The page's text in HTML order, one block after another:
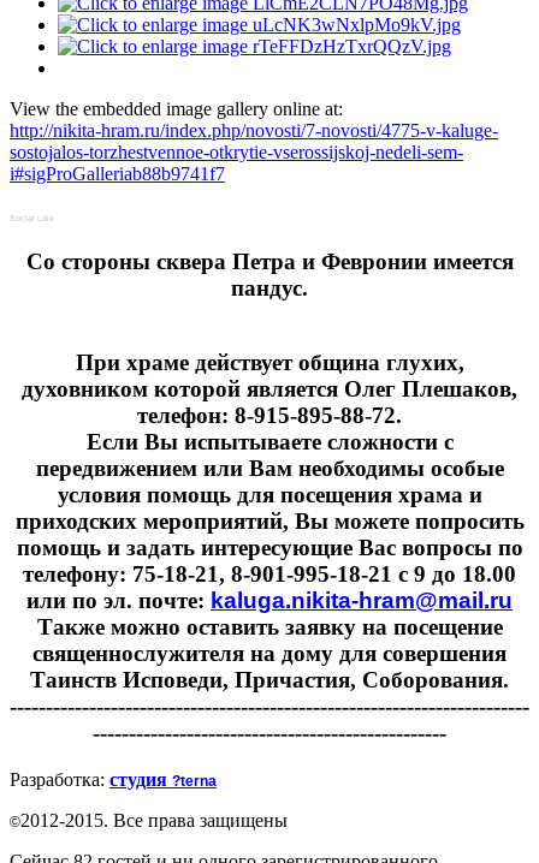
View the embedded image gallery online at:
http://nikita-hram.ru/index.php/novosti/7-novosti/4775-v-kaluge-
sostojalos-torzhestvennoe-otkrytie-vserossijskoj-nedeli-sem-
i#sigProGalleriab88b9741f7
Social Like
Cо стороны сквера Петра и Февронии имеется
пандус.
При храме действует община глухих,
духовником которой является Олег Плешаков,
телефон: 8-915-895-88-72.
Если Вы испытываете сложности с
передвижением или Вам необходимы особые
условия помощь для посещения храма и
приходских мероприятий, Вы можете попросить
помощь и задать интересующие Вас вопросы по
телефону: 75-18-21, 8-901-995-18-21 с 9 до 18.00
или по эл. почте: kaluga.nikita-hram@mail.ru
Также можно оставить заявку на посещение
священнослужителя на дому для совершения
Таинств Исповеди, Причастия, Соборования.
------------------------------------------------------------------------
-------------------------------------------------
Разработка: студия ?terna
©2012-2015. Все права защищены